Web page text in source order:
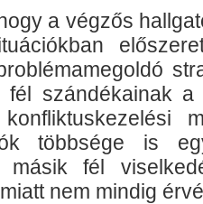
a végzős
szándékainak a
konfliktuskezelési
többsége is
másik fél
nem mindig